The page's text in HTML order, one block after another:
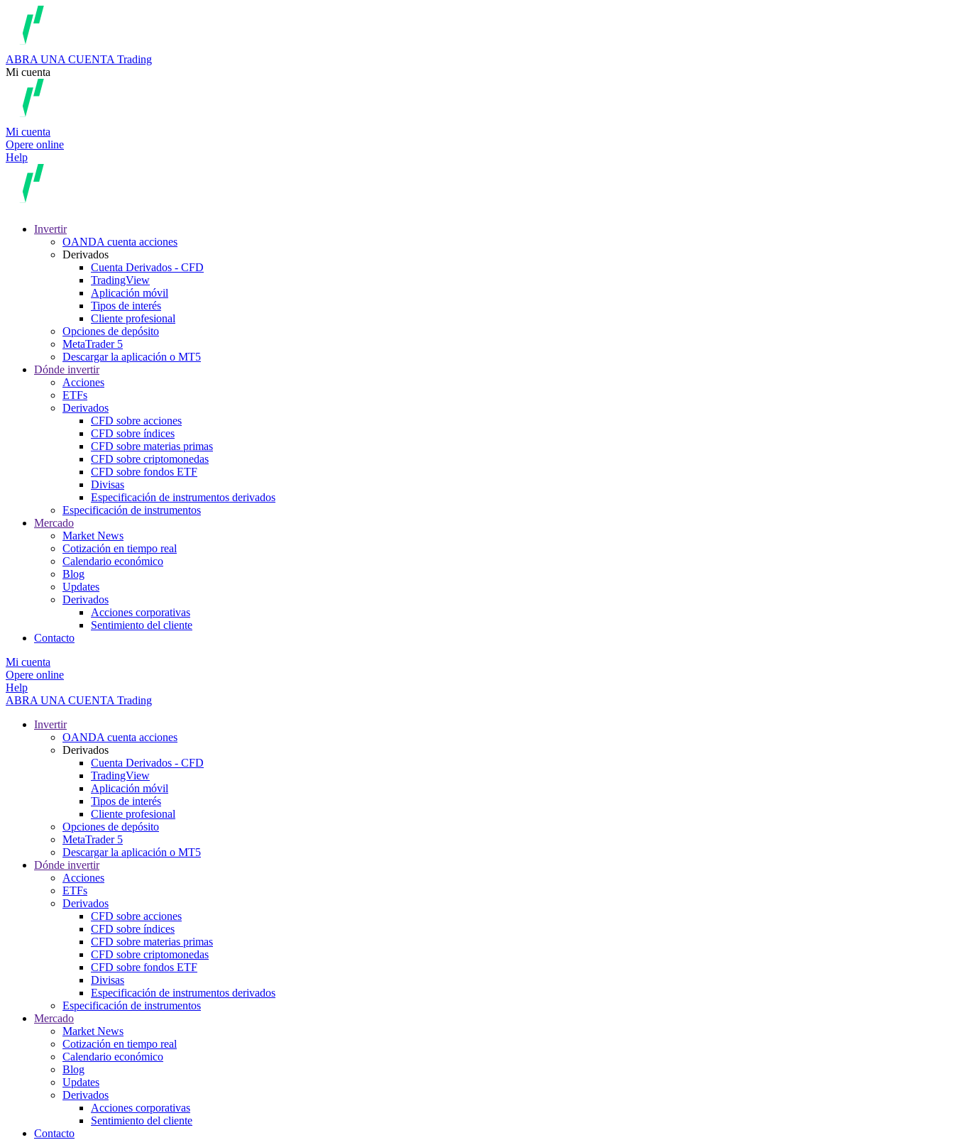
ABRA UNA CUENTA Trading
Mi cuenta
Mi cuenta
Opere online
Help
Invertir
OANDA cuenta acciones
Derivados
Cuenta Derivados - CFD
TradingView
Aplicación móvil
Tipos de interés
Cliente profesional
Opciones de depósito
MetaTrader 5
Descargar la aplicación o MT5
Dónde invertir
Acciones
ETFs
Derivados
CFD sobre acciones
CFD sobre índices
CFD sobre materias primas
CFD sobre criptomonedas
CFD sobre fondos ETF
Divisas
Especificación de instrumentos derivados
Especificación de instrumentos
Mercado
Market News
Cotización en tiempo real
Calendario económico
Blog
Updates
Derivados
Acciones corporativas
Sentimiento del cliente
Contacto
Mi cuenta
Opere online
Help
ABRA UNA CUENTA Trading
Invertir
OANDA cuenta acciones
Derivados
Cuenta Derivados - CFD
TradingView
Aplicación móvil
Tipos de interés
Cliente profesional
Opciones de depósito
MetaTrader 5
Descargar la aplicación o MT5
Dónde invertir
Acciones
ETFs
Derivados
CFD sobre acciones
CFD sobre índices
CFD sobre materias primas
CFD sobre criptomonedas
CFD sobre fondos ETF
Divisas
Especificación de instrumentos derivados
Especificación de instrumentos
Mercado
Market News
Cotización en tiempo real
Calendario económico
Blog
Updates
Derivados
Acciones corporativas
Sentimiento del cliente
Contacto